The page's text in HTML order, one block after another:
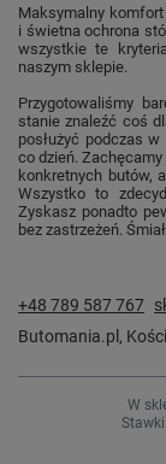
Maksymalny
i świetna ochrona
wszystkie te
naszym sklepie.
Przygotowaliśmy
stanie znaleźć coś
posłużyć podczas
co dzień.
konkretnych butów,
Wszystko to
Zyskasz ponadto
bez zastrzeżeń.
+48 789 587 767
Butomania.pl ,
W